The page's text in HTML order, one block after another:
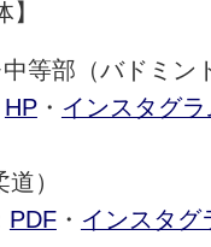
等部（バドミン
HP・ インスタグラ
）
PDF・ インスタグ